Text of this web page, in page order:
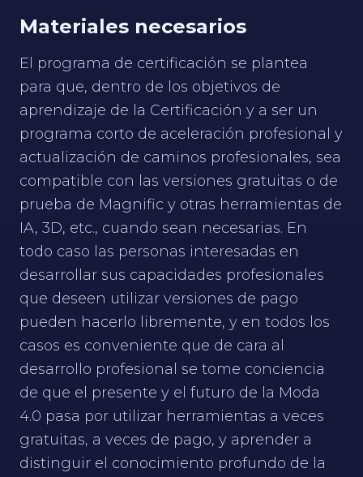
Materiales necesarios
El programa de certificación se plantea
para que, dentro de los objetivos de
aprendizaje de la Certificación y a ser un
programa corto de aceleración profesional y
actualización de caminos profesionales, sea
compatible con las versiones gratuitas o de
prueba de Magnific y otras herramientas de
IA, 3D, etc., cuando sean necesarias. En
todo caso las personas interesadas en
desarrollar sus capacidades profesionales
que deseen utilizar versiones de pago
pueden hacerlo libremente, y en todos los
casos es conveniente que de cara al
desarrollo profesional se tome conciencia
de que el presente y el futuro de la Moda
4.0 pasa por utilizar herramientas a veces
gratuitas, a veces de pago, y aprender a
distinguir el conocimiento profundo de la